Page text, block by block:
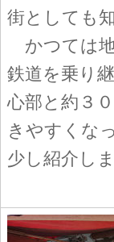
街としても
かつては
鉄道を乗り
心部と約３
きやすくな
少し紹介し